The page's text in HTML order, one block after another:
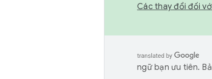
Các thay đổi đối
ngữ bạn ưu tiên.